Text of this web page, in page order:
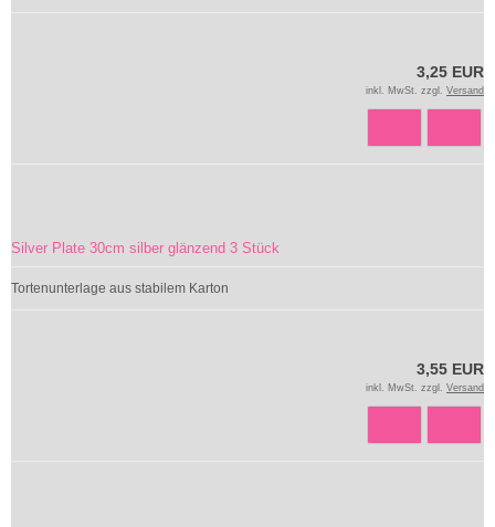
3,25 EUR
inkl. MwSt. zzgl. Versand
Silver Plate 30cm silber glänzend 3 Stück
Tortenunterlage aus stabilem Karton
3,55 EUR
inkl. MwSt. zzgl. Versand